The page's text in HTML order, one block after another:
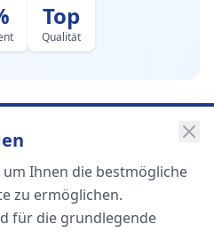
Top
Qualität
Ihnen die bestmögliche
zu ermöglichen.
für die grundlegende